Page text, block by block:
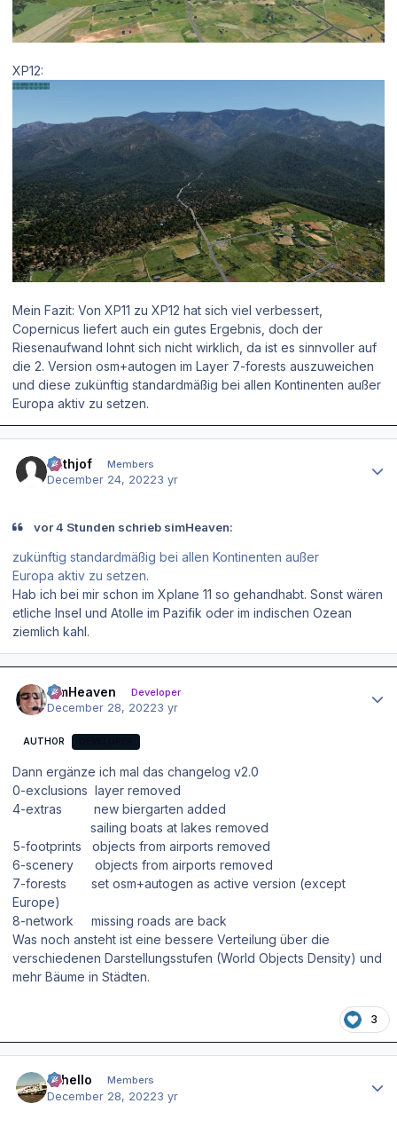
XP12:
Mein Fazit: Von XP11 zu XP12 hat sich viel verbessert,
Copernicus liefert auch ein gutes Ergebnis, doch der
Riesenaufwand lohnt sich nicht wirklich, da ist es sinnvoller auf
die 2. Version osm+autogen im Layer 7-forests auszuweichen
und diese zukünftig standardmäßig bei allen Kontinenten außer
Europa aktiv zu setzen.
Frithjof Members
December 24, 20223 yr
vor 4 Stunden schrieb simHeaven:
zukünftig standardmäßig bei allen Kontinenten außer
Europa aktiv zu setzen.
Hab ich bei mir schon im Xplane 11 so gehandhabt. Sonst wären
etliche Insel und Atolle im Pazifik oder im indischen Ozean
ziemlich kahl.
simHeaven Developer
December 28, 20223 yr
AUTHOR
Dann ergänze ich mal das changelog v2.0
0-exclusions layer removed
4-extras new biergarten added
sailing boats at lakes removed
5-footprints objects from airports removed
6-scenery objects from airports removed
7-forests set osm+autogen as active version (except
Europe)
8-network missing roads are back
Was noch ansteht ist eine bessere Verteilung über die
verschiedenen Darstellungsstufen (World Objects Density) und
mehr Bäume in Städten.
3
Othello Members
December 28, 20223 yr